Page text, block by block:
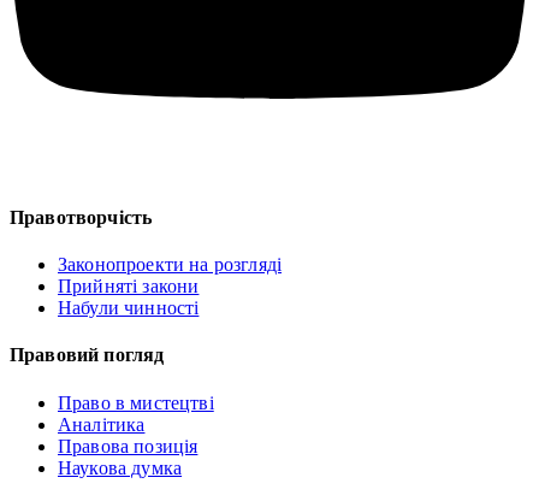
Правотворчість
Законопроекти на розгляді
Прийняті закони
Набули чинності
Правовий погляд
Право в мистецтві
Аналітика
Правова позиція
Наукова думка